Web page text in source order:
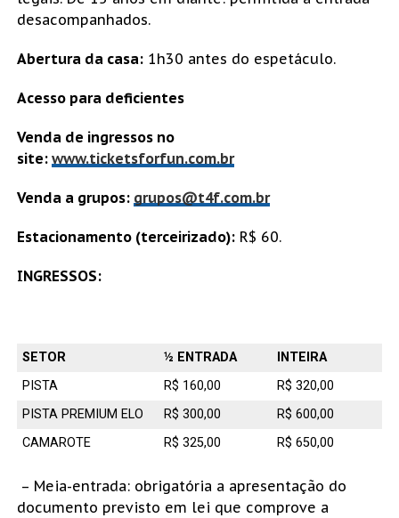
desacompanhados.
Abertura da casa:1h30 antes do espetáculo.
Acesso para deficientes
Venda de ingressos no
site: www.ticketsforfun.com.br
Venda a grupos: grupos@t4f.com.br
Estacionamento (terceirizado):R$ 60.
INGRESSOS:
SETOR ½ ENTRADA
INTEIRA
PISTA
R$ 160,00
R$ 320,00
PISTA PREMIUM ELO
R$ 300,00
R$ 600,00
CAMAROTE
R$ 325,00 R$ 650,00
– Meia-entrada: obrigatória a apresentação do
documento previsto em lei que comprove a